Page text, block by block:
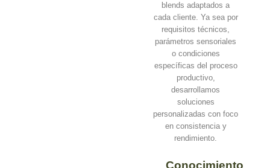
blends adaptados a
cada cliente. Ya sea por
requisitos técnicos,
parámetros sensoriales
o condiciones
específicas del proceso
productivo,
desarrollamos
soluciones
personalizadas con foco
en consistencia y
rendimiento.
Conocimiento